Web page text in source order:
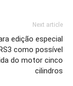
Next article
edição especial
como possível
do motor cinco
cilindros